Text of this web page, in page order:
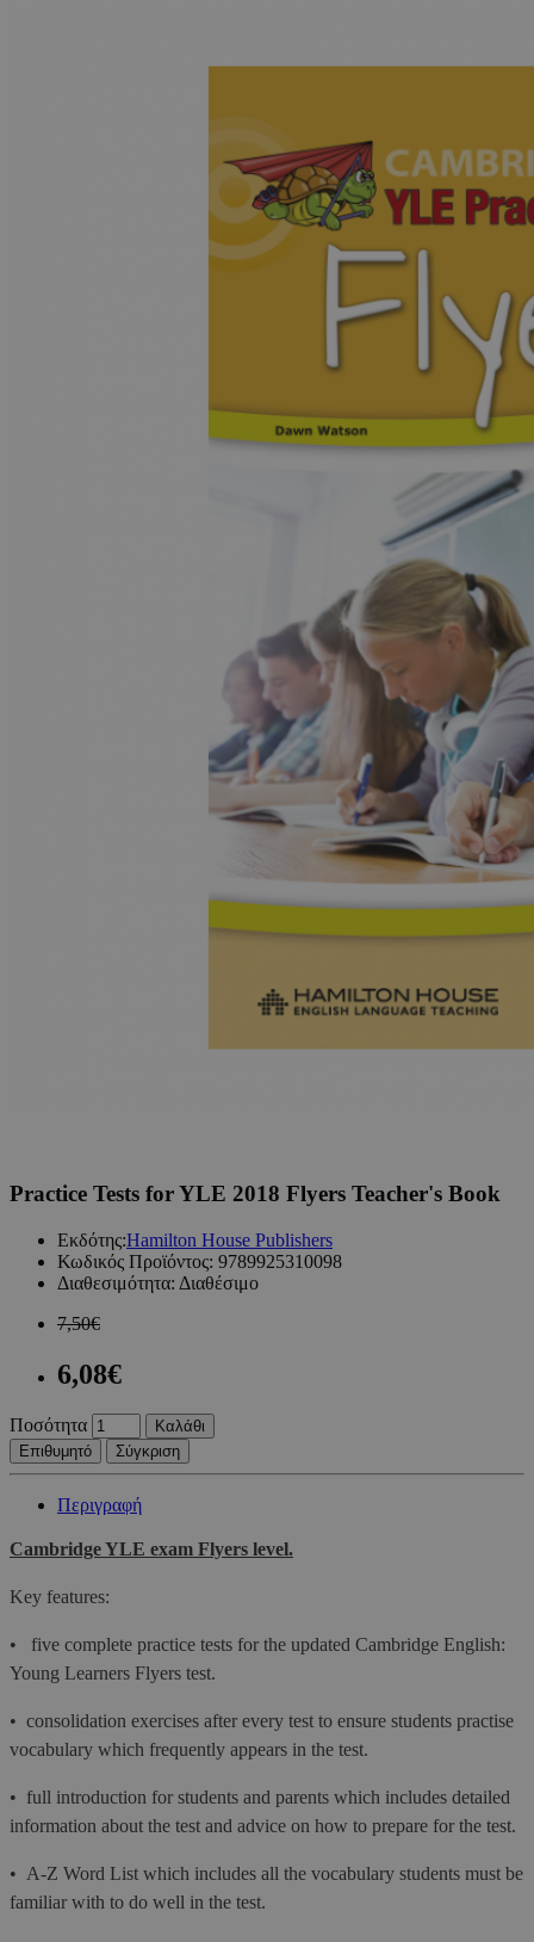
Practice Tests for YLE 2018 Flyers Teacher's Book
Εκδότης:Hamilton House Publishers
Κωδικός Προϊόντος: 9789925310098
Διαθεσιμότητα: Διαθέσιμο
7,50€
6,08€
Ποσότητα
Καλάθι
Επιθυμητό
Σύγκριση
Περιγραφή
Cambridge YLE exam Flyers level.
Key features:
• five complete practice tests for the updated Cambridge English:
Young Learners Flyers test.
• consolidation exercises after every test to ensure students practise
vocabulary which frequently appears in the test.
• full introduction for students and parents which includes detailed
information about the test and advice on how to prepare for the test.
• A-Z Word List which includes all the vocabulary students must be
familiar with to do well in the test.